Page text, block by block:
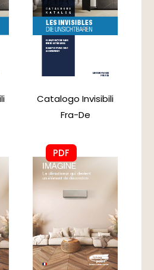
Catalogo Invisibili
Fra-De
PDF